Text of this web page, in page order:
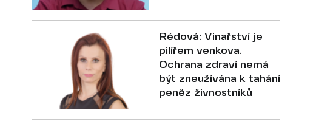
Rédová: Vinařství je
pilířem venkova.
Ochrana zdraví nemá
být zneužívána k tahání
peněz živnostníků